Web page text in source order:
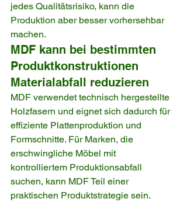
jedes Qualitätsrisiko, kann die
Produktion aber besser vorhersehbar
machen.
MDF kann bei bestimmten
Produktkonstruktionen
Materialabfall reduzieren
MDF verwendet technisch hergestellte
Holzfasern und eignet sich dadurch für
effiziente Plattenproduktion und
Formschnitte. Für Marken, die
erschwingliche Möbel mit
kontrolliertem Produktionsabfall
suchen, kann MDF Teil einer
praktischen Produktstrategie sein.